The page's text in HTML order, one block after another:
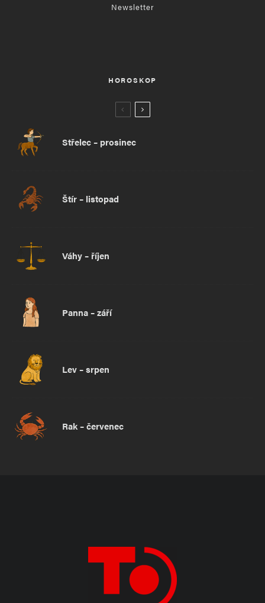
Newsletter
HOROSKOP
Střelec – prosinec
Štír – listopad
Váhy – říjen
Panna – září
Lev – srpen
Rak – červenec